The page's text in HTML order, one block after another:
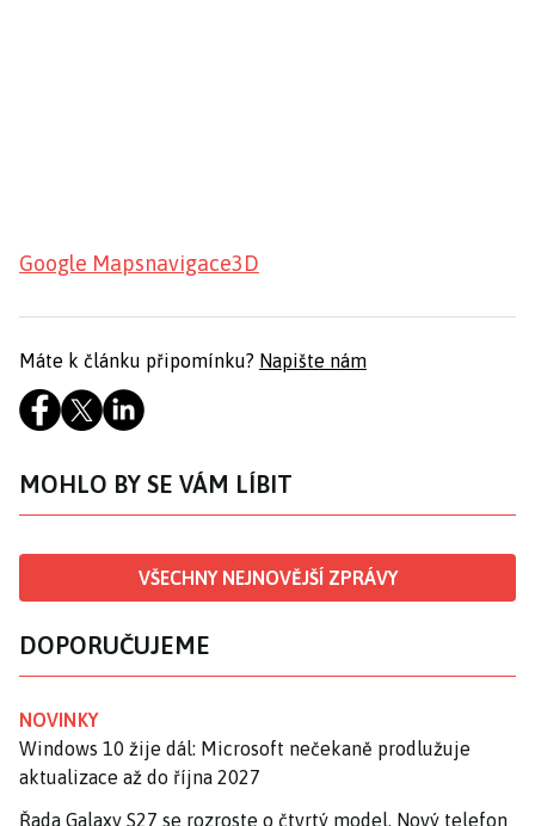
Google Mapsnavigace3D
Máte k článku připomínku? Napište nám
MOHLO BY SE VÁM LÍBIT
VŠECHNY NEJNOVĚJŠÍ ZPRÁVY
DOPORUČUJEME
NOVINKY
Windows 10 žije dál: Microsoft nečekaně prodlužuje
aktualizace až do října 2027
Řada Galaxy S27 se rozroste o čtvrtý model. Nový telefon